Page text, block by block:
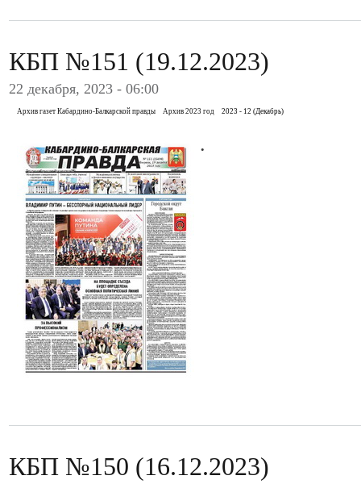
КБП №151 (19.12.2023)
22 декабря, 2023 - 06:00
Архив газет Кабардино-Балкарской правды Архив 2023 год 2023 - 12 (Декабрь)
.
КБП №150 (16.12.2023)